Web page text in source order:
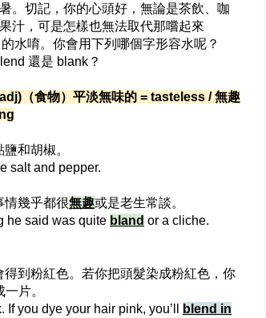
。切記，你的心頭好，無論是茶飲、咖
汁，可是怎樣也無法取代那嚐起來
的水唷。你會用下列哪個字形容水呢？
還是 blank？
（食物）平淡無味的 = tasteless / 無趣
和胡椒。
salt and pepper.
情幾乎都很無趣或是老生常談。
he said was quite bland or a cliche.
得到粉紅色。若你把頭髮染成粉紅色，你
片。
If you dye your hair pink, you’ll
blend in